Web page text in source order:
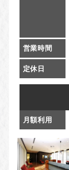
営業時間
定休日
月額利用